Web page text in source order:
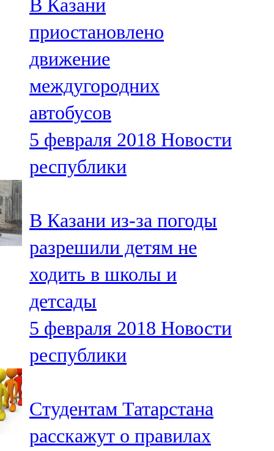
В Казани
приостановлено
движение
междугородних
автобусов
5 февраля 2018 Новости
республики
В Казани из-за погоды
разрешили детям не
ходить в школы и
детсады
5 февраля 2018 Новости
республики
Студентам Татарстана
расскажут о правилах